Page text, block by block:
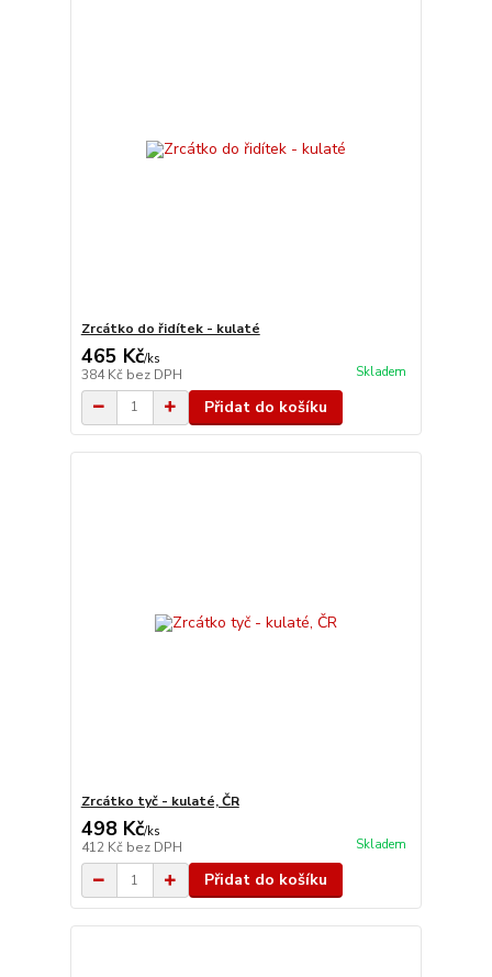
Zrcátko do řidítek - kulaté
465 Kč/ks
384 Kč bez DPH Skladem
Přidat do košíku
Zrcátko tyč - kulaté, ČR
498 Kč/ks
412 Kč bez DPH Skladem
Přidat do košíku